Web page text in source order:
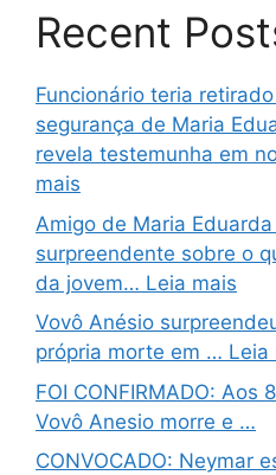
Recent
Funcionário teria
segurança de Maria
revela testemunha em
mais
Amigo de Maria
surpreendente sobre o
da jovem… Leia mais
Vovô Anésio
própria morte em … Leia
FOI CONFIRMADO: Aos
Vovô Anesio morre e …
CONVOCADO: Neymar